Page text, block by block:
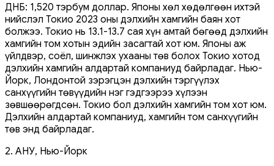
ДНБ: 1,520 тэрбум доллар. Японы хөл хөдөлгөөн ихтэй
нийслэл Токио 2023 оны дэлхийн хамгийн баян хот
болжээ. Токио нь 13.1-13.7 сая хүн амтай бөгөөд дэлхийн
хамгийн том хотын эдийн засагтай хот юм. Японы аж
үйлдвэр, соёл, шинжлэх ухааны төв болох Токио хотод
дэлхийн хамгийн алдартай компаниуд байрладаг. Нью-
Йорк, Лондонтой зэрэгцэн дэлхийн тэргүүлэх
санхүүгийн төвүүдийн нэг гэдгээрээ хүлээн
зөвшөөрөгдсөн. Токио бол дэлхийн хамгийн том хот юм.
Дэлхийн алдартай компаниуд, хамгийн том санхүүгийн
төв энд байрладаг.
2. АНУ, Нью-Йорк